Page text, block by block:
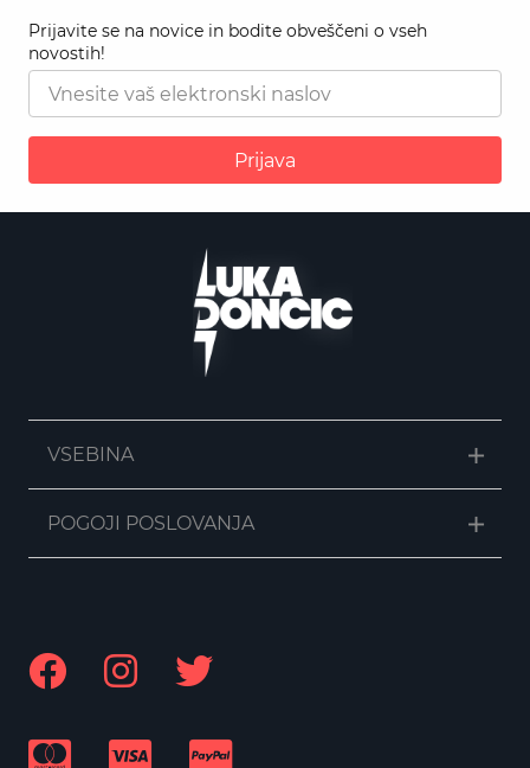
Prijavite se na novice in bodite obveščeni o vseh
novostih!
Prijava
VSEBINA
POGOJI POSLOVANJA